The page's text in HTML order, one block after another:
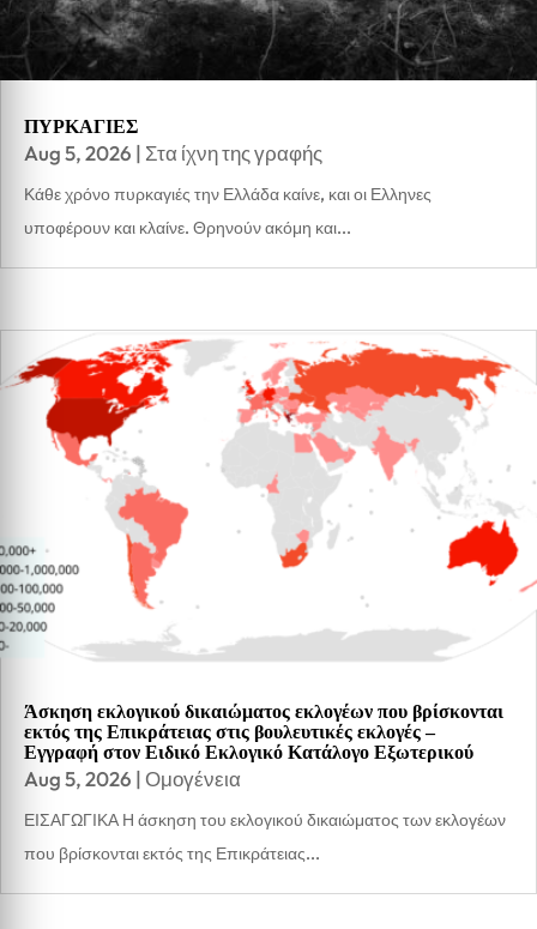
ΠΥΡΚΑΓΙΕΣ
Aug 5, 2026 | Στα ίχνη της γραφής
Κάθε χρόνο πυρκαγιές την Ελλάδα καίνε, και οι Ελληνες
υποφέρουν και κλαίνε. Θρηνούν ακόμη και...
Άσκηση εκλογικού δικαιώματος εκλογέων που βρίσκονται
εκτός της Επικράτειας στις βουλευτικές εκλογές –
Εγγραφή στον Ειδικό Εκλογικό Κατάλογο Εξωτερικού
Aug 5, 2026 |Ομογένεια
ΕΙΣΑΓΩΓΙΚΑ Η άσκηση του εκλογικού δικαιώματος των εκλογέων
που βρίσκονται εκτός της Επικράτειας...